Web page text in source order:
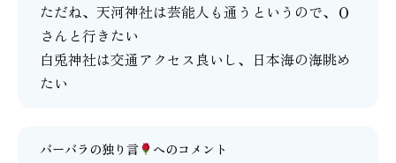
ただね、天河神社は芸能人も通うというので、Ｏ
さんと行きたい
白兎神社は交通アクセス良いし、日本海の海眺め
たい
バーバラの独り言
へのコメント